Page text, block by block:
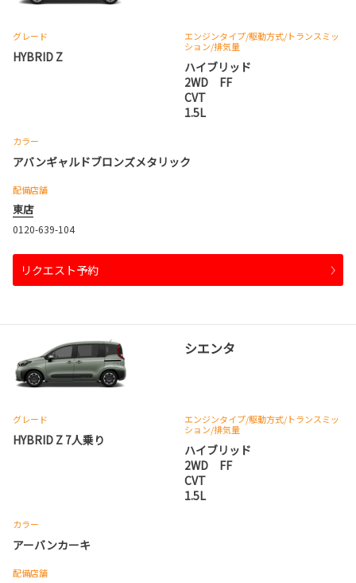
グレード
HYBRID Z
エンジンタイプ/駆動方式/トランスミッ
ション/排気量
ハイブリッド
2WD FF
CVT
1.5L
カラー
アバンギャルドブロンズメタリック
配備店舗
東店
0120-639-104
リクエスト予約
シエンタ
グレード
HYBRID Z 7人乗り
エンジンタイプ/駆動方式/トランスミッ
ション/排気量
ハイブリッド
2WD FF
CVT
1.5L
カラー
アーバンカーキ
配備店舗